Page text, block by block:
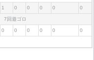
1 0 0 0 0 0
7回遊ゴロ
0 0 0 0 0 0